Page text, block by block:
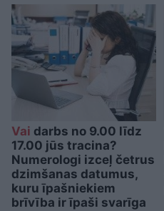
Vai darbs no 9.00 līdz
17.00 jūs tracina?
Numerologi izceļ četrus
dzimšanas datumus,
kuru īpašniekiem
brīvība ir īpaši svarīga